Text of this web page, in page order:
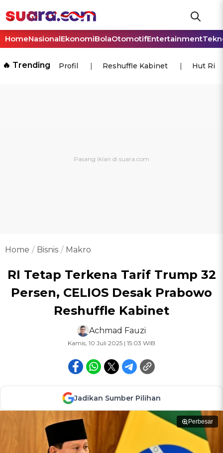
HomeNasionalEkonomiBolaOtomotifEntertainment
🔥 Trending Profil Reshuffle Kabinet Hut Ri
Home Bisnis Makro
RI Tetap Terkena Tarif Trump 32
Persen, CELIOS Desak Prabowo
Reshuffle Kabinet
Achmad Fauzi
Kamis, 10 Juli 2025 | 15:03 WIB
Jadikan Sumber Pilihan
Perbesar